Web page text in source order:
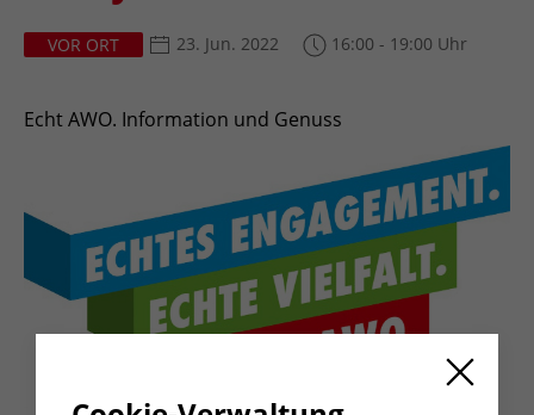
VOR ORT 23. Jun. 2022 16:00 - 19:00 Uhr
Echt AWO. Information und Genuss